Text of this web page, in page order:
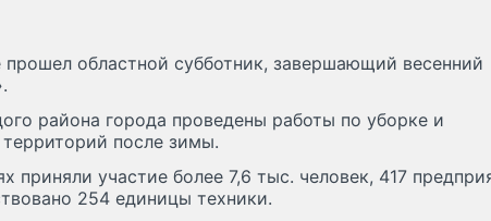
прошел областной субботник, завершающий весенний
района города проведены работы по уборке и
после зимы.
приняли участие более 7,6 тыс. человек, 417
254 единицы техники.